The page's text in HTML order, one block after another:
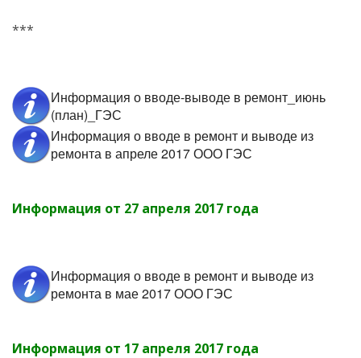
***
Информация о вводе-выводе в ремонт_июнь
(план)_ГЭС
Информация о вводе в ремонт и выводе из
ремонта в апреле 2017 ООО ГЭС
Информация от 27 апреля 2017 года
Информация о вводе в ремонт и выводе из
ремонта в мае 2017 ООО ГЭС
Информация от 17 апреля 2017 года